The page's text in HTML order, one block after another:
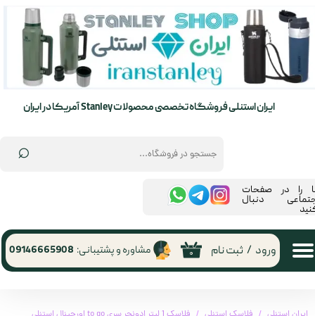
⌕
ایران استنلی فروشگاه تخصصی محصولات Stanley آمریکا در ایران
۰ ورود / ثبت نام
حساب کاربری من
تغییر گذر واژه
مشاوره و پشتیبانی: 09146665908
را در صفحات
دنبال